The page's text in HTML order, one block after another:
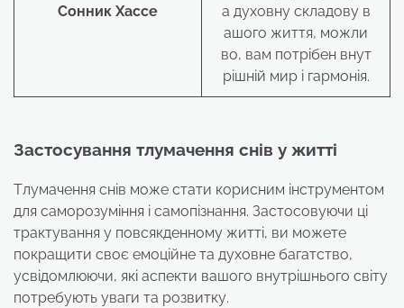
Сонник Хассе
а духовну складову в
ашого життя, можли
во, вам потрібен внут
рішній мир і гармонія.
Застосування тлумачення снів у житті
Тлумачення снів може стати корисним інструментом
для саморозуміння і самопізнання. Застосовуючи ці
трактування у повсякденному житті, ви можете
покращити своє емоційне та духовне багатство,
усвідомлюючи, які аспекти вашого внутрішнього світу
потребують уваги та розвитку.